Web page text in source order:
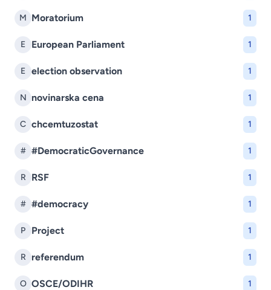
M Moratorium 1
E European Parliament 1
E election observation 1
N novinarska cena 1
C chcemtuzostat 1
# #DemocraticGovernance 1
R RSF 1
# #democracy 1
P Project 1
R referendum 1
O OSCE/ODIHR 1